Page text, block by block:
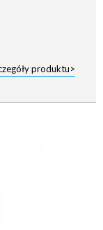
produktu>